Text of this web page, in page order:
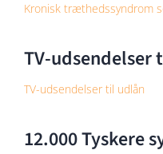
Kronisk træthedssyndrom
TV-udsendelser
TV-udsendelser til udlån
12.000 Tyskere